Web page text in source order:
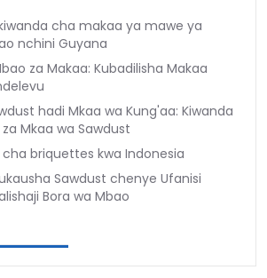
cha makaa ya mawe ya
nchini Guyana
za Makaa: Kubadilisha Makaa
hadi Mkaa wa Kung'aa: Kiwanda
Mkaa wa Sawdust
briquettes kwa Indonesia
Sawdust chenye Ufanisi
Bora wa Mbao